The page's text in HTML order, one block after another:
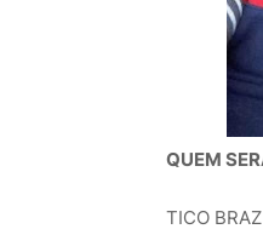
QUEM
TICO